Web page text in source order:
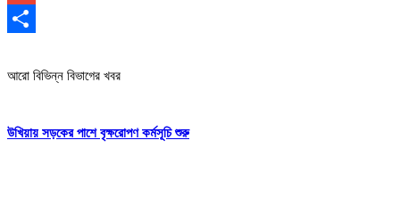
Gmail
আরো বিভিন্ন বিভাগের খবর
উখিয়ায় সড়কের পাশে বৃক্ষরোপণ কর্মসূচি শুরু